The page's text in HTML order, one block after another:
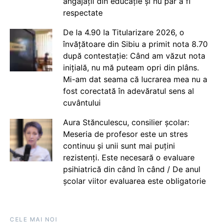
respectate
De la 4.90 la Titularizare 2026, o
învățătoare din Sibiu a primit nota 8.70
după contestație: Când am văzut nota
inițială, nu mă puteam opri din plâns.
Mi-am dat seama că lucrarea mea nu a
fost corectată în adevăratul sens al
cuvântului
Aura Stănculescu, consilier școlar:
Meseria de profesor este un stres
continuu și unii sunt mai puțini
rezistenți. Este necesară o evaluare
psihiatrică din când în când / De anul
școlar viitor evaluarea este obligatorie
CELE MAI NOI